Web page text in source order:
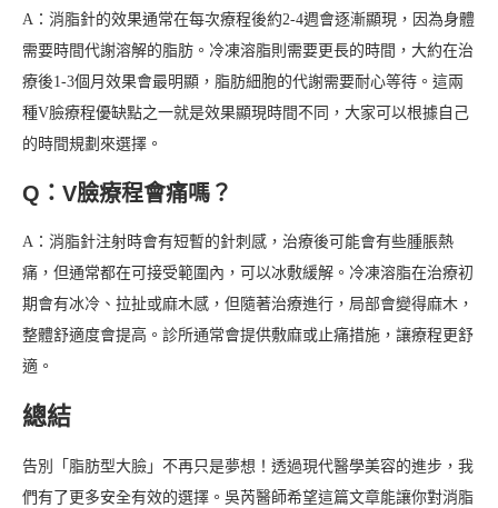
A：消脂針的效果通常在每次療程後約2-4週會逐漸顯現，因為身體
需要時間代謝溶解的脂肪。冷凍溶脂則需要更長的時間，大約在治
療後1-3個月效果會最明顯，脂肪細胞的代謝需要耐心等待。這兩
種V臉療程優缺點之一就是效果顯現時間不同，大家可以根據自己
的時間規劃來選擇。
Q：V臉療程會痛嗎？
A：消脂針注射時會有短暫的針刺感，治療後可能會有些腫脹熱
痛，但通常都在可接受範圍內，可以冰敷緩解。冷凍溶脂在治療初
期會有冰冷、拉扯或麻木感，但隨著治療進行，局部會變得麻木，
整體舒適度會提高。診所通常會提供敷麻或止痛措施，讓療程更舒
適。
總結
告別「脂肪型大臉」不再只是夢想！透過現代醫學美容的進步，我
們有了更多安全有效的選擇。吳芮醫師希望這篇文章能讓你對消脂